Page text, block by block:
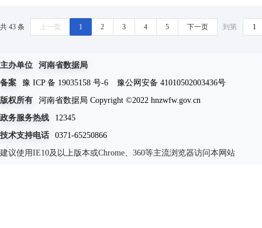
共 43 条 上一页 1 2 3 4 5 下一页 到第
主办单位
河南省数据局
备案
豫 ICP 备 19035158 号-6
豫公网安备 41010502003436号
版权所有
河南省数据局 Copyright ©2022 hnzwfw.gov.cn
政务服务热线
12345
技术支持电话
0371-65250866
建议使用IE10及以上版本或Chrome、360等主流浏览器访问本网站